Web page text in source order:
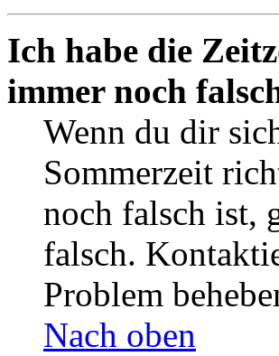
Ich habe die
immer noch
Wenn du dir
Sommerzeit
noch falsch ist,
falsch.
Problem
Nach oben